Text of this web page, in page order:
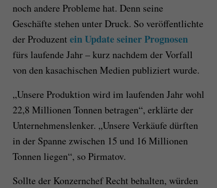
noch andere Probleme hat. Denn seine
Geschäfte stehen unter Druck. So veröffentlichte
der Produzent ein Update seiner Prognosen
fürs laufende Jahr – kurz nachdem der Vorfall
von den kasachischen Medien publiziert wurde.
„Unsere Produktion wird im laufenden Jahr wohl
22,8 Millionen Tonnen betragen“, erklärte der
Unternehmenslenker. „Unsere Verkäufe dürften
in der Spanne zwischen 15 und 16 Millionen
Tonnen liegen“, so Pirmatov.
Sollte der Konzernchef Recht behalten, würden